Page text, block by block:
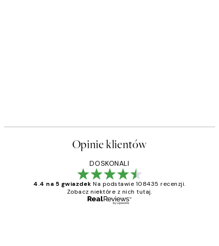
Opinie klientów
DOSKONALI
4.4 na 5 gwiazdek Na podstawie 108435 recenzji.
Zobacz niektóre z nich tutaj.